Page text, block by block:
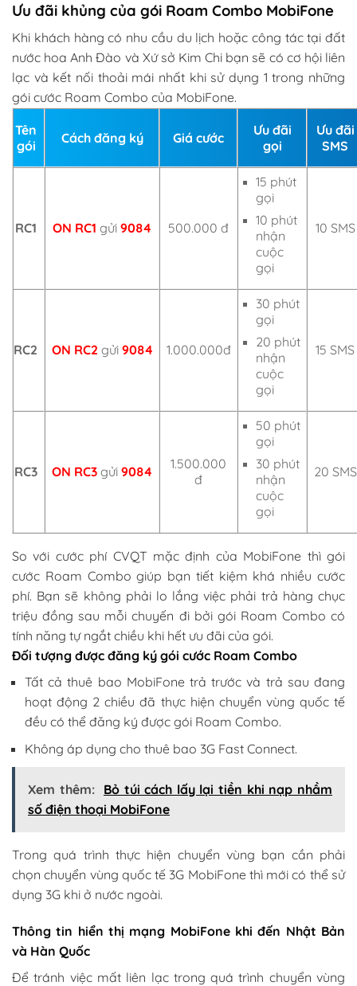
Ưu đãi khủng của gói Roam Combo MobiFone
Khi khách hàng có nhu cầu du lịch hoặc công tác tại đất
nước hoa Anh Đào và Xứ sở Kim Chi bạn sẽ có cơ hội liên
lạc và kết nối thoải mái nhất khi sử dụng 1 trong những
gói cước Roam Combo của MobiFone.
Tên
gói
Cách đăng ký Giá cước
Ưu đãi
gọi
Ưu đãi
SMS
RC1 ON RC1 gửi 9084 500.000 đ
15 phút
gọi
10 phút
nhận
cuộc
gọi
10 SMS
RC2 ON RC2 gửi 9084 1.000.000đ
30 phút
gọi
20 phút
nhận
cuộc
gọi
15 SMS
RC3 ON RC3 gửi 9084
1.500.000
đ
50 phút
gọi
30 phút
nhận
cuộc
gọi
20 SMS
So với cước phí CVQT mặc định của MobiFone thì gói
cước Roam Combo giúp bạn tiết kiệm khá nhiều cước
phí. Bạn sẽ không phải lo lắng việc phải trả hàng chục
triệu đồng sau mỗi chuyến đi bởi gói Roam Combo có
tính năng tự ngắt chiều khi hết ưu đãi của gói.
Đối tượng được đăng ký gói cước Roam Combo
Tất cả thuê bao MobiFone trả trước và trả sau đang
hoạt động 2 chiều đã thực hiện chuyển vùng quốc tế
đều có thể đăng ký được gói Roam Combo.
Không áp dụng cho thuê bao 3G Fast Connect.
Xem thêm:
Bỏ túi cách lấy lại tiền khi nạp nhầm
số điện thoại MobiFone
Trong quá trình thực hiện chuyển vùng bạn cần phải
chọn chuyển vùng quốc tế 3G MobiFone thì mới có thể sử
dụng 3G khi ở nước ngoài.
Thông tin hiển thị mạng MobiFone khi đến Nhật Bản
và Hàn Quốc
Để tránh việc mất liên lạc trong quá trình chuyển vùng